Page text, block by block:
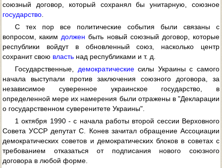
союзный договор, который сохранял бы унитарную, союзное
государство
С тех пор все политические события были связаны с
вопросом, каким должен быть новый союзный договор, которые
республики войдут в обновленный союз, насколько центр
сохранит свою власть над республиками и т. д.
Государственные, демократическиесилы Украины с самого
начала выступали против заключения союзного договора, за
независимое суверенное украинское государство, в
определенной мере их намерения были отражены в "Декларации
о государственном суверенитете Украины".
1 октября 1990 - с начала работы второй сессии Верховного
Совета УССР депутат С. Конев зачитал обращение Ассоциации
демократических советов и демократических блоков в советах с
требованием отказаться от подписания нового союзного
договора в любой форме.